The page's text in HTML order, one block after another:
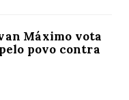
Máximo vota
povo contra